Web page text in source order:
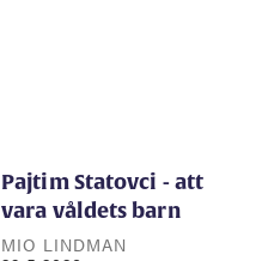
Pajtim Statovci - att
vara våldets barn
MIO LINDMAN